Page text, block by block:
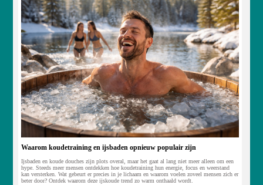
Waarom koudetraining en ijsbaden opnieuw populair zijn
Ijsbaden en koude douches zijn plots overal, maar het gaat al lang niet meer alleen om een
hype. Steeds meer mensen ontdekken hoe koudetraining hun energie, focus en weerstand
kan versterken. Wat gebeurt er precies in je lichaam en waarom voelen zoveel mensen zich er
beter door? Ontdek waarom deze ijskoude trend zo warm onthaald wordt.